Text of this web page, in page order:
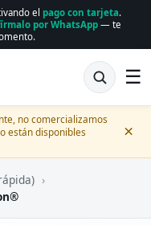
el pago con tarjeta.
por WhatsApp— te
☰
no comercializamos
están disponibles
×
›